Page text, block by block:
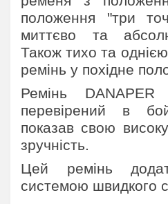
положення "три
миттєво та
Також тихо та
ремінь у похідне
Ремінь
перевірений в
показав свою
зручність.
Цей ремінь
системою швидкого